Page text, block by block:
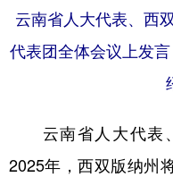
云南省人大代表、西
代表团全体会议上发
云南省人大代表
2025年，西双版纳州